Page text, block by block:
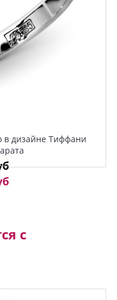
в дизайне Тиффани
с